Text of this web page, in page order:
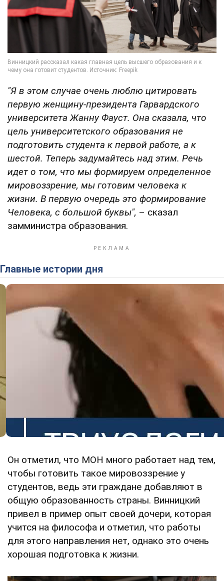
"Я в этом случае очень люблю цитировать
первую женщину-президента Гарвардского
университета Жанну Фауст. Она сказала, что
цель университетского образования не
подготовить студента к первой работе, а к
шестой. Теперь задумайтесь над этим. Речь
идет о том, что мы формируем определенное
мировоззрение, мы готовим человека к
жизни. В первую очередь это формирование
Человека, с большой буквы", – сказал
замминистра образования.
Главные истории дня
Он отметил, что МОН много работает над тем,
чтобы готовить такое мировоззрение у
студентов, ведь эти граждане добавляют в
общую образованность страны. Винницкий
привел в пример опыт своей дочери, которая
учится на философа и отметил, что работы
для этого направления нет, однако это очень
хорошая подготовка к жизни.